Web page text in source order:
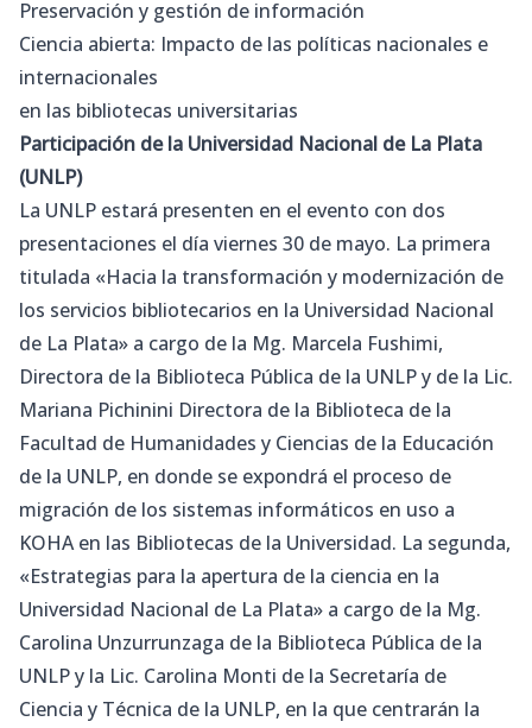
Preservación y gestión de información
Ciencia abierta: Impacto de las políticas nacionales e
internacionales
en las bibliotecas universitarias
Participación de la Universidad Nacional de La Plata
(UNLP)
La UNLP estará presenten en el evento con dos
presentaciones el día viernes 30 de mayo. La primera
titulada «Hacia la transformación y modernización de
los servicios bibliotecarios en la Universidad Nacional
de La Plata» a cargo de la Mg. Marcela Fushimi,
Directora de la Biblioteca Pública de la UNLP y de la Lic.
Mariana Pichinini Directora de la Biblioteca de la
Facultad de Humanidades y Ciencias de la Educación
de la UNLP, en donde se expondrá el proceso de
migración de los sistemas informáticos en uso a
KOHA en las Bibliotecas de la Universidad. La segunda,
«Estrategias para la apertura de la ciencia en la
Universidad Nacional de La Plata» a cargo de la Mg.
Carolina Unzurrunzaga de la Biblioteca Pública de la
UNLP y la Lic. Carolina Monti de la Secretaría de
Ciencia y Técnica de la UNLP, en la que centrarán la